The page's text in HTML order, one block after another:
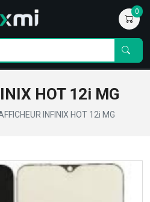
0
HOT 12i MG
INFINIX HOT 12i MG